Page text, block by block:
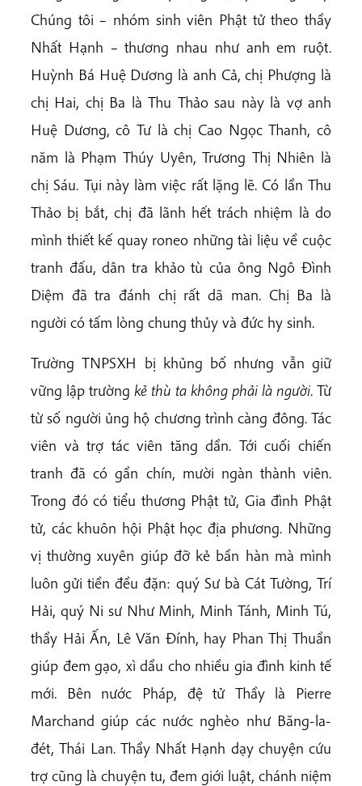
Chúng tôi – nhóm sinh viên Phật tử theo thầy
Nhất Hạnh – thương nhau như anh em ruột.
Huỳnh Bá Huệ Dương là anh Cả, chị Phượng là
chị Hai, chị Ba là Thu Thảo sau này là vợ anh
Huệ Dương, cô Tư là chị Cao Ngọc Thanh, cô
năm là Phạm Thúy Uyên, Trương Thị Nhiên là
chị Sáu. Tụi này làm việc rất lặng lẽ. Có lần Thu
Thảo bị bắt, chị đã lãnh hết trách nhiệm là do
mình thiết kế quay roneo những tài liệu về cuộc
tranh đấu, dân tra khảo tù của ông Ngô Đình
Diệm đã tra đánh chị rất dã man. Chị Ba là
người có tấm lòng chung thủy và đức hy sinh.
Trường TNPSXH bị khủng bố nhưng vẫn giữ
vững lập trường kẻ thù ta không phải là người. Từ
từ số người ủng hộ chương trình càng đông. Tác
viên và trợ tác viên tăng dần. Tới cuối chiến
tranh đã có gần chín, mười ngàn thành viên.
Trong đó có tiểu thương Phật tử, Gia đình Phật
tử, các khuôn hội Phật học địa phương. Những
vị thường xuyên giúp đỡ kẻ bần hàn mà mình
luôn gửi tiền đều đặn: quý Sư bà Cát Tường, Trí
Hải, quý Ni sư Như Minh, Minh Tánh, Minh Tú,
thầy Hải Ấn, Lê Văn Đính, hay Phan Thị Thuần
giúp đem gạo, xì dầu cho nhiều gia đình kinh tế
mới. Bên nước Pháp, đệ tử Thầy là Pierre
Marchand giúp các nước nghèo như Băng-la-
đét, Thái Lan. Thầy Nhất Hạnh dạy chuyện cứu
trợ cũng là chuyện tu, đem giới luật, chánh niệm